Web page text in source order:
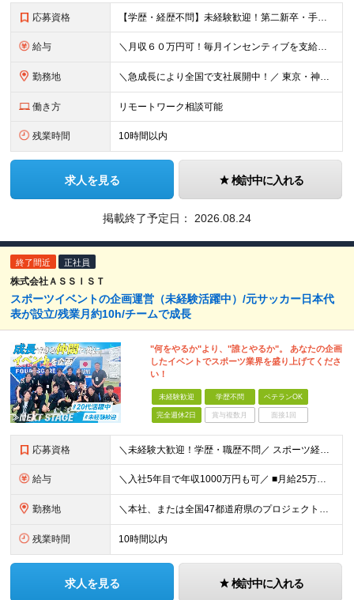
応募資格 【学歴・経歴不問】未経験歓迎！第⼆新卒・⼿に職をつけたい・新たな挑戦者⼤歓迎！⼈柄・意欲重視の採⽤♪ ＼これまでの経験・スキルは⼀切不問／ 新たな⼀歩を全⼒で応援します！ ★経歴・学歴不問 ★未経
給与 ＼⽉収６０万円可！毎⽉インセンティブを⽀給／ ⽉給３０万円〜+ダブルインセンティブ（個⼈+⽀店達成率に応じて） ※営業⼿当含む ▼下記固定残業代を含みます ・関東圏：5万8000円〜（⽉36h分）＋
勤務地 ＼急成⻑により全国で⽀社展開中！／ 東京・神奈川・埼⽟・千葉・⼤阪・名古屋・神⼾・新潟・⾦沢・京都・広島・福岡などで募集中！ ★東京、⼤阪、名古屋、福岡は急募のため、特に選考優遇します★ ◎勤務地は
働き方 リモートワーク相談可能
残業時間 10時間以内
求人を見る 検討中に入れる
掲載終了予定日： 2026.08.24
終了間近 正社員
株式会社ＡＳＳＩＳＴ
スポーツイベントの企画運営（未経験活躍中）/元サッカー日本代
表が設立/残業月約10h/チームで成長
"何をやるか"より、"誰とやるか"。 あなたの企画
したイベントでスポーツ業界を盛り上げてくださ
い！
未経験歓迎 学歴不問 ベテランOK
完全週休2日 賞与複数月 面接1回
応募資格 ＼未経験大歓迎！学歴・職歴不問／ スポーツ経験も不問！人柄重視の採用で「やってみたい」を全力応援！ ■意欲・人柄重視の採用です！ □スポーツ経験も問いません♪ ■入社時に必要なスキル・経験は一切あ
給与 ＼入社5年目で年収1000万円も可／ ■月給25万円～70万円＋賞与＋残業代全額支給 ※経験・能力などを考慮の上、決定いたします。 ※残業代は別途全額支給いたします。 ※試用期間は6ヶ月です。その間
勤務地 ＼本社、または全国47都道府県のプロジェクト先／ ◎希望に合わせた勤務地でご活躍いただけます！ ◎引っ越しを伴う転勤はございません。 【本社】 東京都中央区銀座1-7-16 コミット銀座ビル4F
残業時間 10時間以内
求人を見る 検討中に入れる